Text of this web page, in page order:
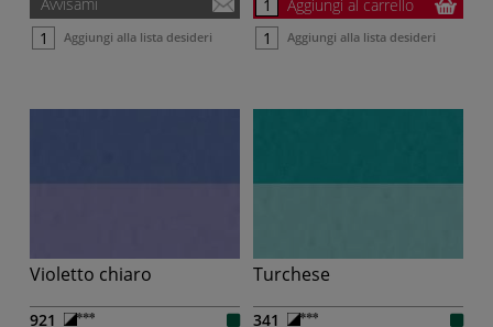
Aggiungi alla lista desideri
Aggiungi al carrello
Aggiungi alla lista desideri
Violetto chiaro
921
Turchese
341